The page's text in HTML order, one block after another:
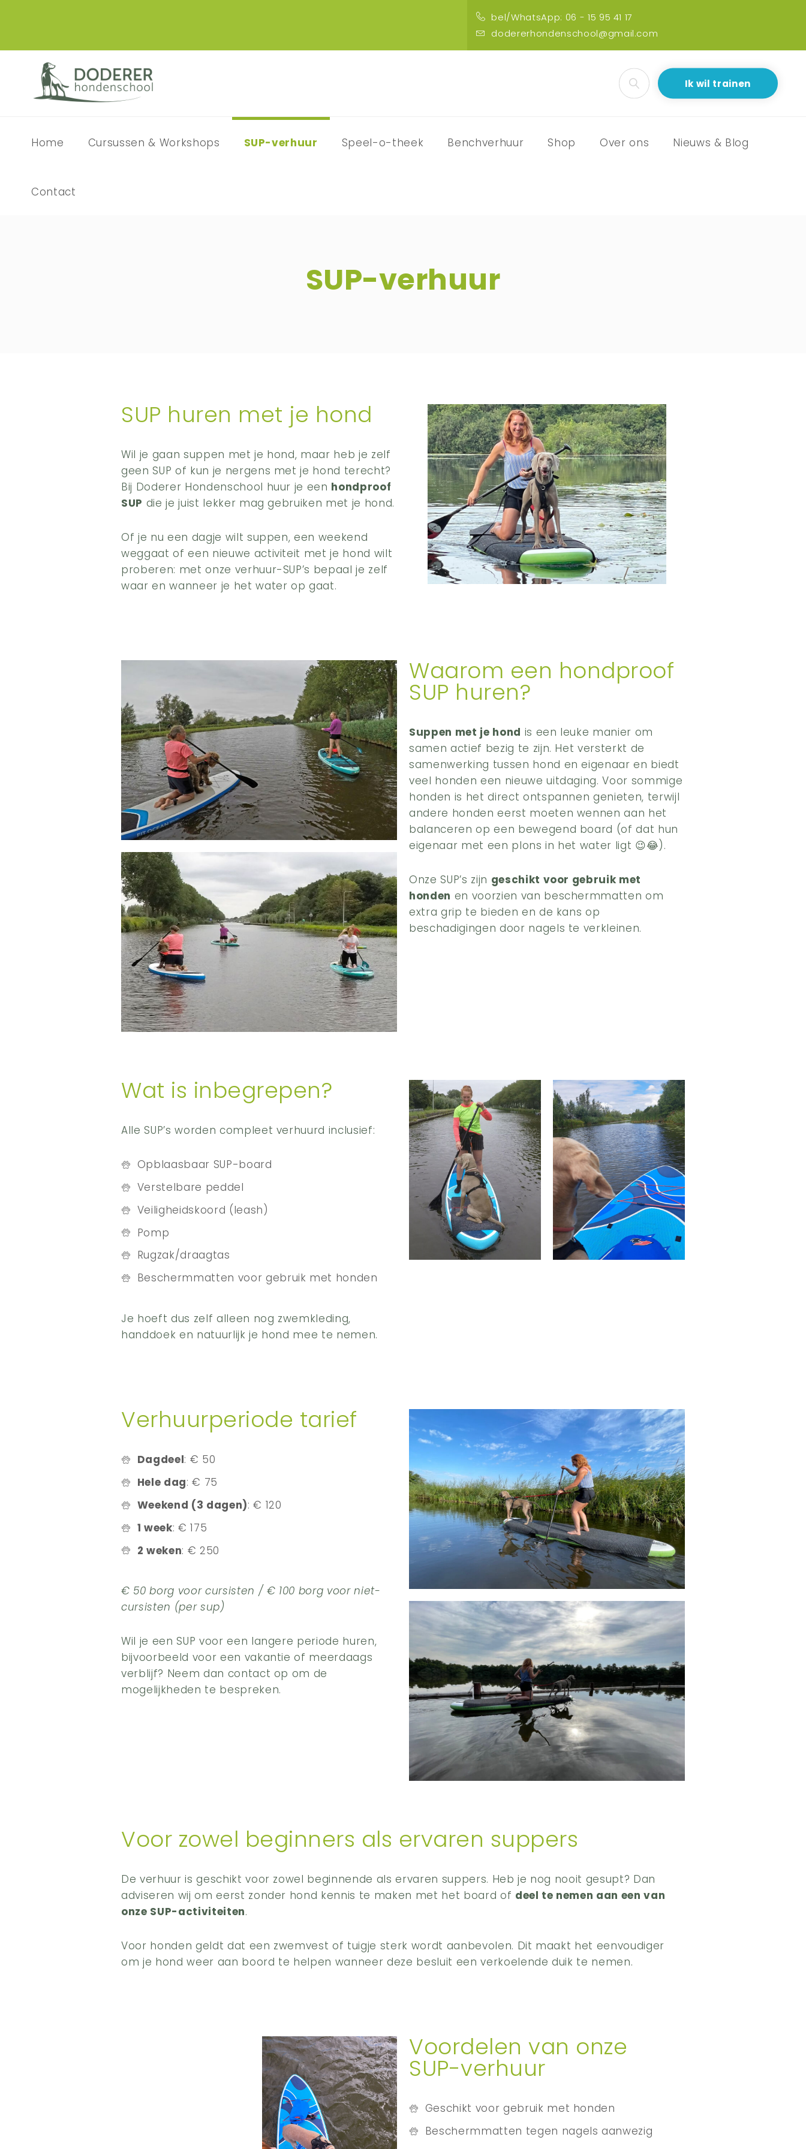
bel/WhatsApp: 06 - 15 95 41 17
dodererhondenschool@gmail.com
Ik wil trainen
Home Cursussen & Workshops SUP-verhuur Speel-o-theek Benchverhuur Shop Over ons Nieuws & Blog
Contact
SUP-verhuur
SUP huren met je hond
Wil je gaan suppen met je hond, maar heb je zelf
geen SUP of kun je nergens met je hond terecht?
Bij Doderer Hondenschool huur je een hondproof
SUP die je juist lekker mag gebruiken met je hond.
Of je nu een dagje wilt suppen, een weekend
weggaat of een nieuwe activiteit met je hond wilt
proberen: met onze verhuur-SUP’s bepaal je zelf
waar en wanneer je het water op gaat.
Waarom een hondproof
SUP huren?
Suppen met je hond is een leuke manier om
samen actief bezig te zijn. Het versterkt de
samenwerking tussen hond en eigenaar en biedt
veel honden een nieuwe uitdaging. Voor sommige
honden is het direct ontspannen genieten, terwijl
andere honden eerst moeten wennen aan het
balanceren op een bewegend board (of dat hun
eigenaar met een plons in het water ligt 😉😂).
Onze SUP’s zijn geschikt voor gebruik met
honden en voorzien van beschermmatten om
extra grip te bieden en de kans op
beschadigingen door nagels te verkleinen.
Wat is inbegrepen?
Alle SUP’s worden compleet verhuurd inclusief:
Opblaasbaar SUP-board
Verstelbare peddel
Veiligheidskoord (leash)
Pomp
Rugzak/draagtas
Beschermmatten voor gebruik met honden
Je hoeft dus zelf alleen nog zwemkleding,
handdoek en natuurlijk je hond mee te nemen.
Verhuurperiode tarief
Dagdeel: € 50
Hele dag: € 75
Weekend (3 dagen): € 120
1 week: € 175
2 weken: € 250
€ 50 borg voor cursisten / € 100 borg voor niet-
cursisten (per sup)
Wil je een SUP voor een langere periode huren,
bijvoorbeeld voor een vakantie of meerdaags
verblijf? Neem dan contact op om de
mogelijkheden te bespreken.
Voor zowel beginners als ervaren suppers
De verhuur is geschikt voor zowel beginnende als ervaren suppers. Heb je nog nooit gesupt? Dan
adviseren wij om eerst zonder hond kennis te maken met het board of deel te nemen aan een van
onze SUP-activiteiten.
Voor honden geldt dat een zwemvest of tuigje sterk wordt aanbevolen. Dit maakt het eenvoudiger
om je hond weer aan boord te helpen wanneer deze besluit een verkoelende duik te nemen.
Voordelen van onze
SUP-verhuur
Geschikt voor gebruik met honden
Beschermmatten tegen nagels aanwezig